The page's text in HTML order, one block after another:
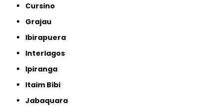
Cursino
Grajau
Ibirapuera
Interlagos
Ipiranga
Itaim Bibi
Jabaquara